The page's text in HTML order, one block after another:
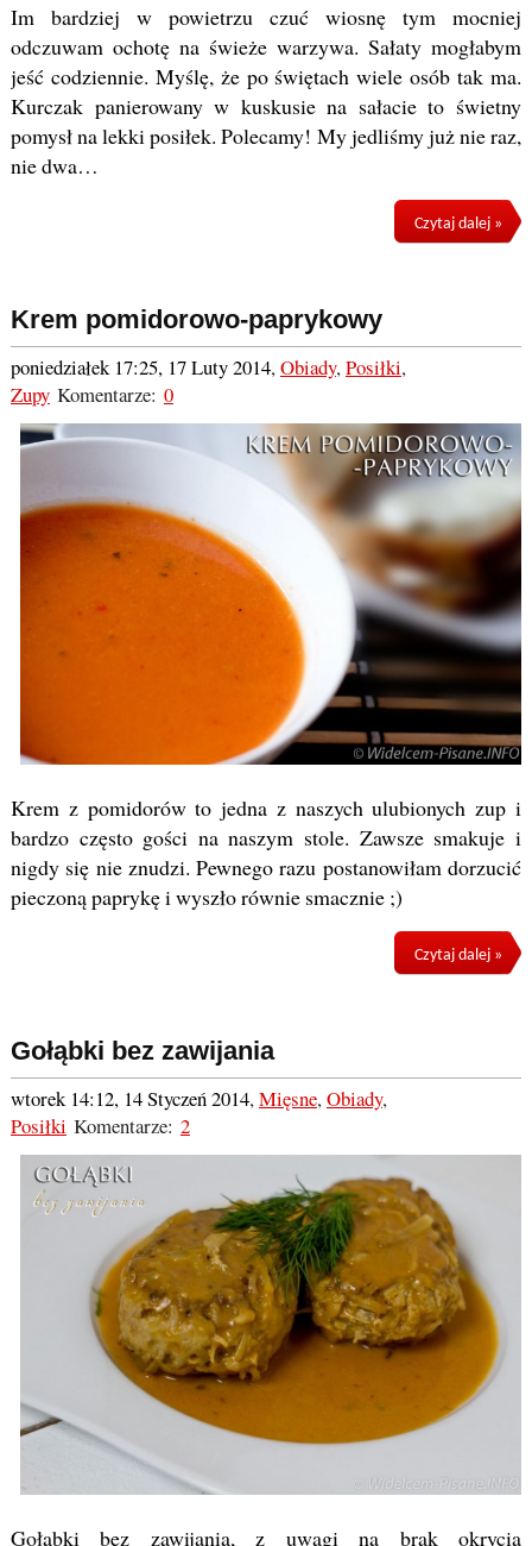
Im bardziej w powietrzu czuć wiosnę tym mocniej
odczuwam ochotę na świeże warzywa. Sałaty mogłabym
jeść codziennie. Myślę, że po świętach wiele osób tak ma.
Kurczak panierowany w kuskusie na sałacie to świetny
pomysł na lekki posiłek. Polecamy! My jedliśmy już nie raz,
nie dwa…
Czytaj dalej »
Krem pomidorowo-paprykowy
poniedziałek 17:25, 17 Luty 2014,Obiady,Posiłki,
ZupyKomentarze: 0
Krem z pomidorów to jedna z naszych ulubionych zup i
bardzo często gości na naszym stole. Zawsze smakuje i
nigdy się nie znudzi. Pewnego razu postanowiłam dorzucić
pieczoną paprykę i wyszło równie smacznie ;)
Czytaj dalej »
Gołąbki bez zawijania
wtorek 14:12, 14 Styczeń 2014, Mięsne, Obiady,
Posiłki Komentarze: 2
Gołąbki bez zawijania, z uwagi na brak okrycia